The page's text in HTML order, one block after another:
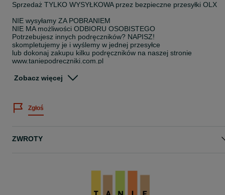
Sprzedaż TYLKO WYSYŁKOWA przez bezpieczne przesyłki OLX
NIE wysyłamy ZA POBRANIEM
NIE MA możliwości ODBIORU OSOBISTEGO
Potrzebujesz innych podręczników? NAPISZ!
skompletujemy je i wyślemy w jednej przesyłce
lub dokonaj zakupu kilku podręczników na naszej stronie
www.taniepodreczniki.com.pl
Matematyka z plusem 1 podręcznik + zbiór zakres rozszerzony
Rok wydania: 2019
Zobacz więcej
Zgłoś
ZWROTY